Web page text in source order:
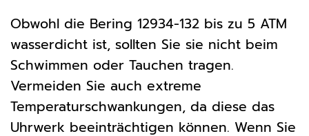
Obwohl die Bering 12934-132 bis zu 5 ATM
wasserdicht ist, sollten Sie sie nicht beim
Schwimmen oder Tauchen tragen.
Vermeiden Sie auch extreme
Temperaturschwankungen, da diese das
Uhrwerk beeinträchtigen können. Wenn Sie